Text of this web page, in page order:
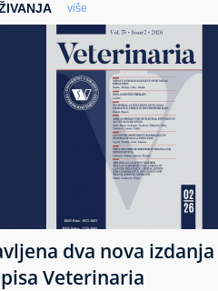
više
dva nova izdanja
Veterinaria